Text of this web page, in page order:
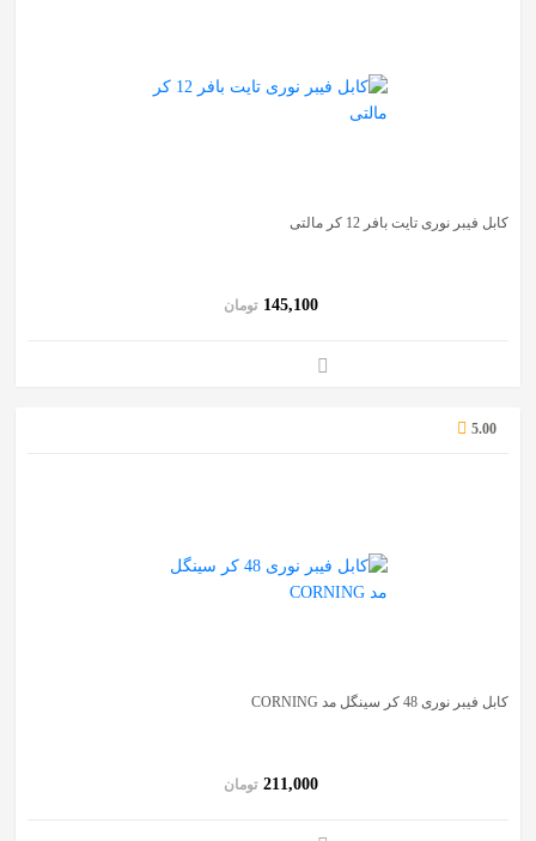
کابل فیبر نوری تایت بافر 12 کر مالتی
تومان 145,100
5.00
کابل فیبر نوری 48 کر سینگل مد CORNING
تومان 211,000